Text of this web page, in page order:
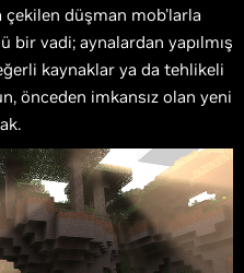
çekilen düşman mob'larla
bir vadi; aynalardan yapılmış
kaynaklar ya da tehlikeli
önceden imkansız olan yeni